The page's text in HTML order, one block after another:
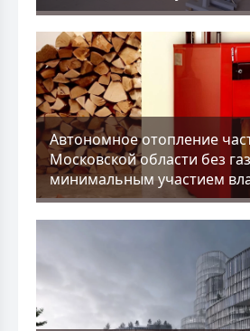
Aвтономное отопление
Московской области без
минимальным участием